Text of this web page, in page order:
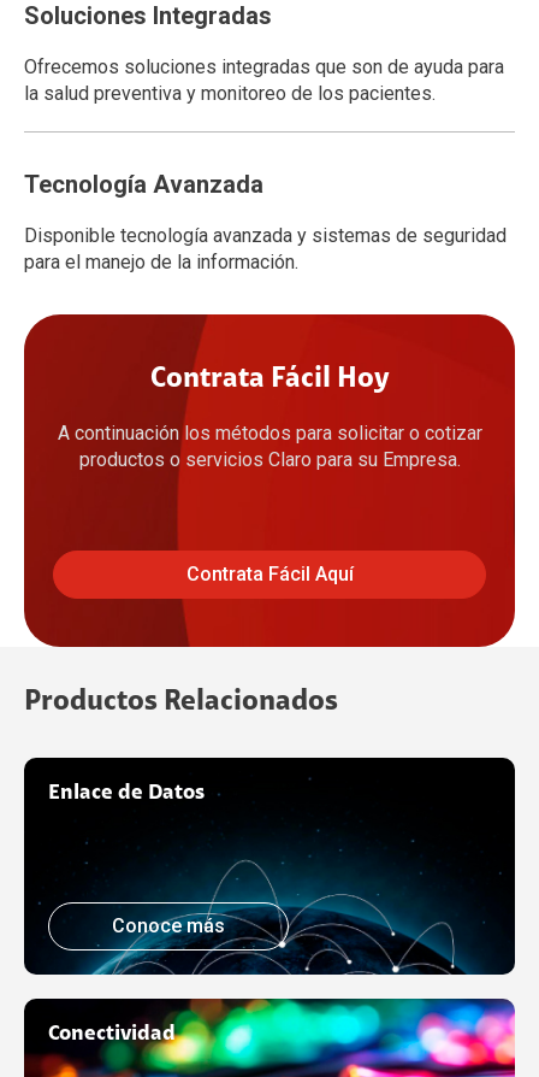
Soluciones Integradas
Ofrecemos soluciones integradas que son de ayuda para
la salud preventiva y monitoreo de los pacientes.
Tecnología Avanzada
Disponible tecnología avanzada y sistemas de seguridad
para el manejo de la información.
Contrata Fácil Hoy
A continuación los métodos para solicitar o cotizar
productos o servicios Claro para su Empresa.
Contrata Fácil Aquí
Productos Relacionados
Enlace de Datos
Conoce más
Conectividad